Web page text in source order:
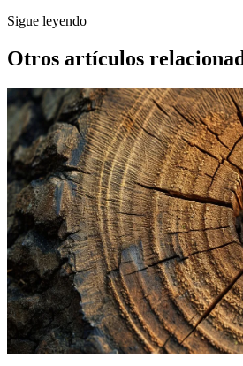
Sigue leyendo
Otros artículos